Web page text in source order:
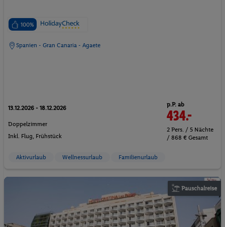
100%
Spanien - Gran Canaria - Agaete
13.12.2026 - 18.12.2026
Doppelzimmer
Inkl. Flug, Frühstück
p.P. ab
434.-
2 Pers. / 5 Nächte
/ 868 € Gesamt
Aktivurlaub Wellnessurlaub Familienurlaub
Pauschalreise